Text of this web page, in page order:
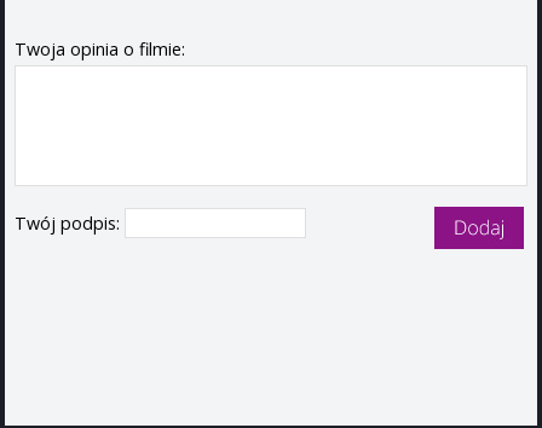
Twoja opinia o filmie:
Twój podpis: